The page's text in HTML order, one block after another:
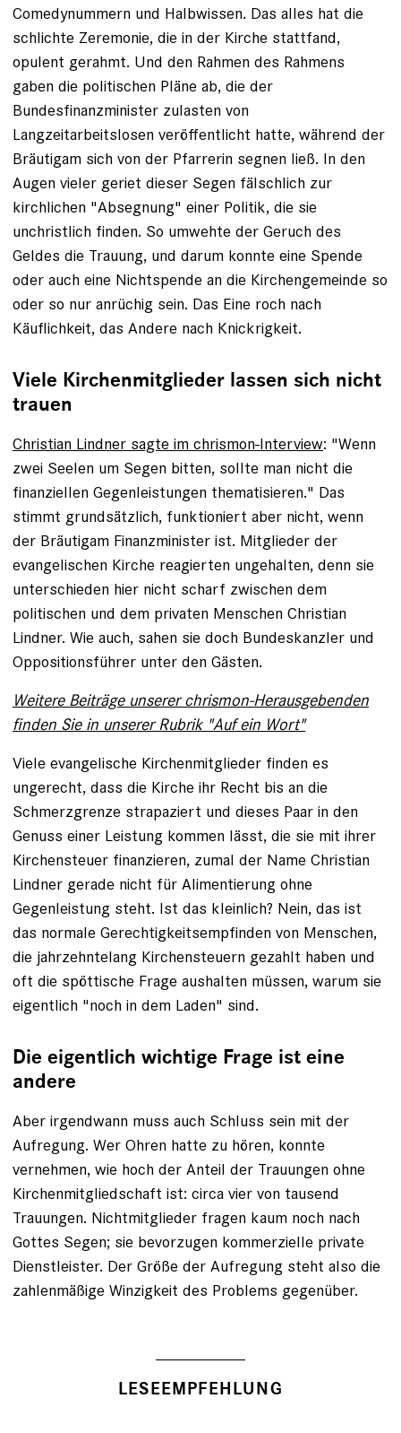
Comedynummern und Halbwissen. Das alles hat die
schlichte Zeremonie, die in der Kirche stattfand,
opulent gerahmt. Und den Rahmen des Rahmens
gaben die politischen Pläne ab, die der
Bundesfinanzminister zulasten von
Langzeitarbeitslosen veröffentlicht hatte, während der
Bräutigam sich von der Pfarrerin segnen ließ. In den
Augen vieler geriet dieser Segen fälschlich zur
kirchlichen "Absegnung" einer Politik, die sie
unchristlich finden. So umwehte der Geruch des
Geldes die Trauung, und darum konnte eine Spende
oder auch eine Nichtspende an die Kirchengemeinde so
oder so nur anrüchig sein. Das Eine roch nach
Käuflichkeit, das Andere nach Knickrigkeit.
Viele Kirchenmitglieder lassen sich nicht
trauen
Christian Lindner sagte im chrismon-Interview: "Wenn
zwei Seelen um Segen bitten, sollte man nicht die
finanziellen Gegenleistungen thematisieren." Das
stimmt grundsätzlich, funktioniert aber nicht, wenn
der Bräutigam Finanzminister ist. Mitglieder der
evangelischen Kirche reagierten ungehalten, denn sie
unterschieden hier nicht scharf zwischen dem
politischen und dem privaten Menschen Christian
Lindner. Wie auch, sahen sie doch Bundeskanzler und
Oppositionsführer unter den Gästen.
Weitere Beiträge unserer chrismon-Herausgebenden
finden Sie in unserer Rubrik "Auf ein Wort"
Viele evangelische Kirchenmitglieder finden es
ungerecht, dass die Kirche ihr Recht bis an die
Schmerzgrenze strapaziert und dieses Paar in den
Genuss einer Leistung kommen lässt, die sie mit ihrer
Kirchensteuer finanzieren, zumal der Name Christian
Lindner gerade nicht für Alimentierung ohne
Gegenleistung steht. Ist das kleinlich? Nein, das ist
das normale Gerechtigkeitsempfinden von Menschen,
die jahrzehntelang Kirchensteuern gezahlt haben und
oft die spöttische Frage aushalten müssen, warum sie
eigentlich "noch in dem Laden" sind.
Die eigentlich wichtige Frage ist eine
andere
Aber irgendwann muss auch Schluss sein mit der
Aufregung. Wer Ohren hatte zu hören, konnte
vernehmen, wie hoch der Anteil der Trauungen ohne
Kirchenmitgliedschaft ist: circa vier von tausend
Trauungen. Nichtmitglieder fragen kaum noch nach
Gottes Segen; sie bevorzugen kommerzielle private
Dienstleister. Der Größe der Aufregung steht also die
zahlenmäßige Winzigkeit des Problems gegenüber.
LESEEMPFEHLUNG